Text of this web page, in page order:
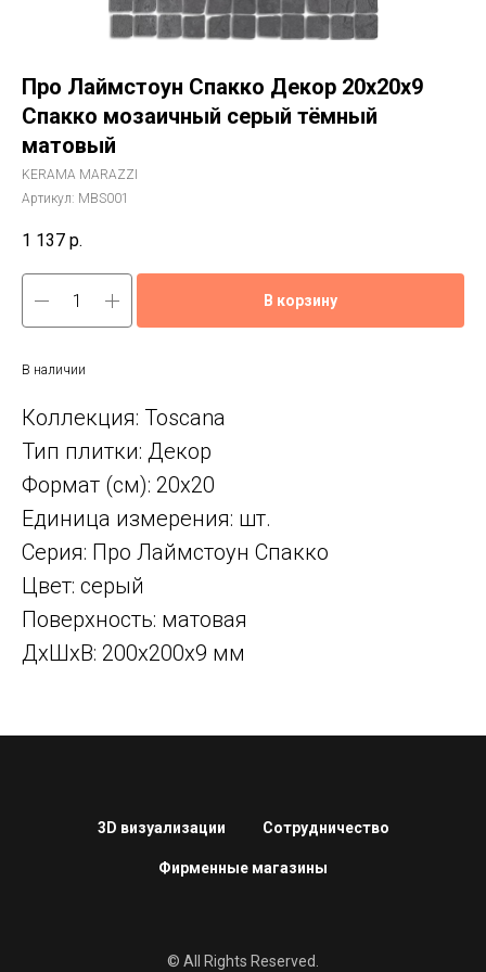
Про Лаймстоун Спакко Декор 20x20x9
Спакко мозаичный серый тёмный
матовый
KERAMA MARAZZI
Артикул: MBS001
1 137 р.
В корзину
В наличии
Коллекция: Toscana
Тип плитки: Декор
Формат (см): 20x20
Единица измерения: шт.
Серия: Про Лаймстоун Спакко
Цвет: серый
Поверхность: матовая
ДxШxВ: 200x200x9 мм
3D визуализации Сотрудничество
Фирменные магазины
© All Rights Reserved.